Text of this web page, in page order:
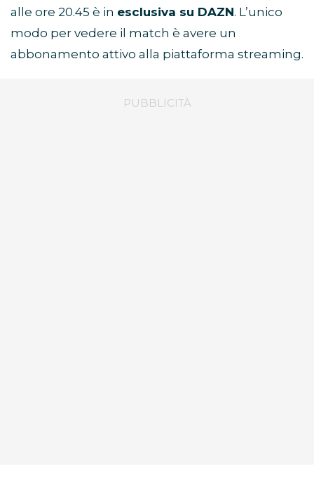
alle ore 20.45 è in esclusiva su DAZN. L’unico
modo per vedere il match è avere un
abbonamento attivo alla piattaforma streaming.